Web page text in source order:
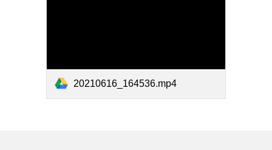
20210616_164536.mp4